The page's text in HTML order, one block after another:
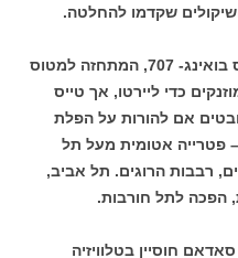
שקדמו להחלטה.
לקו החוף של ישראל מתקרב מטוס בואינג- 707, המתחזה למטוס
כדי ליירטו, אך טייס
אם להורות על הפלת
פטרייה אטומית מעל תל
רבבות הרוגים. תל אביב,
הפכה לתל חורבות.
חוסיין בטלוויזיה